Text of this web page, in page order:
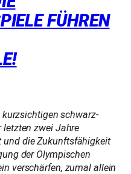
FÜHREN
schwarz-
letzten zwei Jahre
und die Zukunftsfähigkeit
der Olympischen
verschärfen, zumal allein